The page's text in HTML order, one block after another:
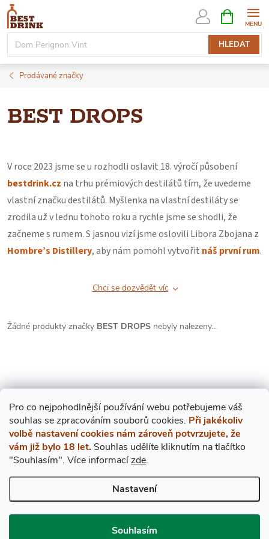
Pro co nejpohodlnější používání webu potřebujeme váš
souhlas se zpracováním souborů cookies. Při jakékoliv
volbě nastavení cookies nám zároveň potvrzujete, že
vám již bylo 18 let. Souhlas udělíte kliknutím na tlačítko
"Souhlasím". Více informacízde.
Nastavení
Souhlasím
Přejít
obsah
HLEDAT
NÁKUPNÍ
KOŠÍK
Prodávané značky
BEST DROPS
V roce 2023 jsme se u rozhodli oslavit 18. výročí působení
bestdrink.cz na trhu prémiových destilátů tím, že uvedeme
vlastní značku destilátů. Myšlenka na vlastní destiláty se
zrodila už v lednu tohoto roku a rychle jsme se shodli, že
začneme s rumem. S jasnou vizí jsme oslovili Libora Zbojana z
Hombre’s Distillery, aby nám pomohl vytvořit náš první rum.
Chci se dozvědět víc
Žádné produkty značky BEST DROPS nebyly nalezeny...
Z
Á
P
Mějte přehled o novinkách
a slevách
E-mail
Vložením e-mailu souhlasíte spodmínkami ochrany osobních údajů
ODEBÍRAT